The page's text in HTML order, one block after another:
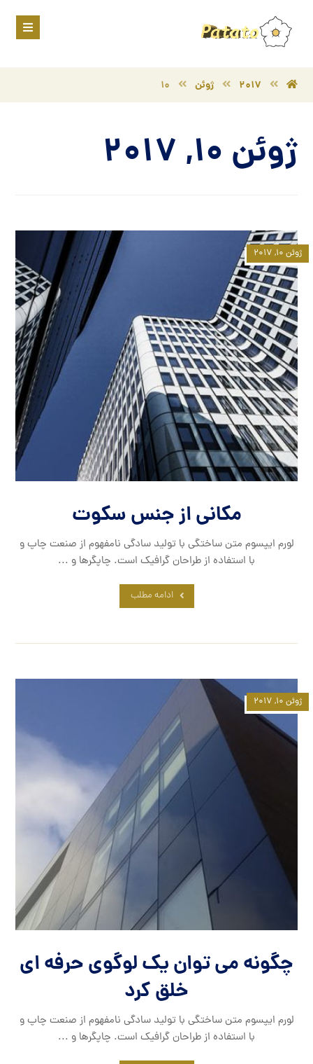
2017 ژوئن 10
ژوئن 10, 2017
مکانی از جنس سکوت
ژوئن ۱۰, ۲۰۱۷
لورم ایپسوم متن ساختگی با تولید سادگی نامفهوم از صنعت چاپ و
با استفاده از طراحان گرافیک است. چاپگرها و ...
ادامه مطلب
چگونه می توان یک لوگوی حرفه ای
خلق کرد
ژوئن ۱۰, ۲۰۱۷
لورم ایپسوم متن ساختگی با تولید سادگی نامفهوم از صنعت چاپ و
با استفاده از طراحان گرافیک است. چاپگرها و ...